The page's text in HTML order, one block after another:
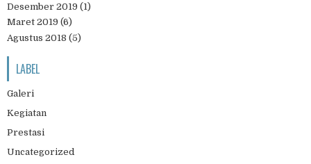
Desember 2019 (1)
Maret 2019 (6)
Agustus 2018 (5)
LABEL
Galeri
Kegiatan
Prestasi
Uncategorized